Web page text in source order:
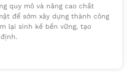
quy mô và nâng cao chất
để sớm xây dựng thành công
lại sinh kế bền vững, tạo